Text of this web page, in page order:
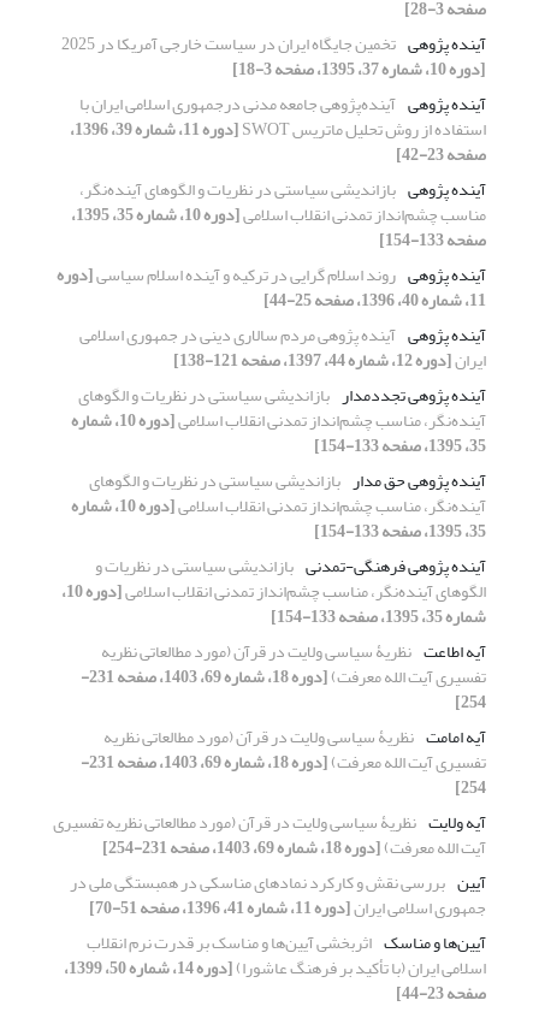
صفحه 3-28]
آینده پژوهی تخمین جایگاه ایران در سیاست خارجی آمریکا در 2025
[دوره 10، شماره 37، 1395، صفحه 3-18]
آینده پژوهی آینده‌پژوهی جامعه مدنی درجمهوری اسلامی ایران با
استفاده از روش تحلیل ماتریس SWOT [دوره 11، شماره 39، 1396،
صفحه 23-42]
آینده پژوهی بازاندیشی سیاستی در نظریات و الگوهای آینده‌نگر،
مناسب چشم‌انداز تمدنی انقلاب اسلامی [دوره 10، شماره 35، 1395،
صفحه 133-154]
آینده پژوهی روند اسلام گرایی در ترکیه و آینده اسلام سیاسی[دوره
11، شماره 40، 1396، صفحه 25-44]
آینده پژوهی آینده پژوهی مردم سالاری دینی در جمهوری اسلامی
ایران[دوره 12، شماره 44، 1397، صفحه 121-138]
آینده پژوهی تجددمدار بازاندیشی سیاستی در نظریات و الگوهای
آینده‌نگر، مناسب چشم‌انداز تمدنی انقلاب اسلامی [دوره 10، شماره
35، 1395، صفحه 133-154]
آینده پژوهی حق مدار بازاندیشی سیاستی در نظریات و الگوهای
آینده‌نگر، مناسب چشم‌انداز تمدنی انقلاب اسلامی [دوره 10، شماره
35، 1395، صفحه 133-154]
آینده پژوهی فرهنگی-تمدنی بازاندیشی سیاستی در نظریات و
الگوهای آینده‌نگر، مناسب چشم‌انداز تمدنی انقلاب اسلامی [دوره 10،
شماره 35، 1395، صفحه 133-154]
آیه اطاعت نظریۀ سیاسی ولایت در قرآن (مورد مطالعاتی نظریه
تفسیری آیت الله معرفت) [دوره 18، شماره 69، 1403، صفحه 231-
254]
آیه امامت نظریۀ سیاسی ولایت در قرآن (مورد مطالعاتی نظریه
تفسیری آیت الله معرفت) [دوره 18، شماره 69، 1403، صفحه 231-
254]
آیه ولایت نظریۀ سیاسی ولایت در قرآن (مورد مطالعاتی نظریه تفسیری
آیت الله معرفت)[دوره 18، شماره 69، 1403، صفحه 231-254]
آیین بررسی نقش و کارکرد نمادهای مناسکی در همبستگی ملی در
جمهوری اسلامی ایران[دوره 11، شماره 41، 1396، صفحه 51-70]
آیین‌ها و مناسک اثربخشی آیین‌ها و مناسک بر قدرت نرم انقلاب
اسلامی ایران (با تأکید بر فرهنگ عاشورا) [دوره 14، شماره 50، 1399،
صفحه 23-44]